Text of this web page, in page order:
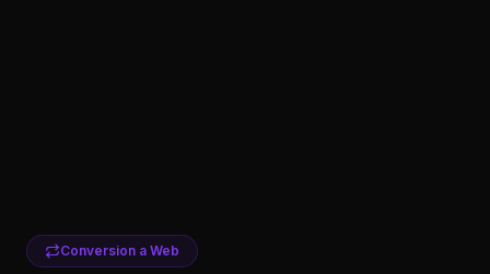
Conversion a Web